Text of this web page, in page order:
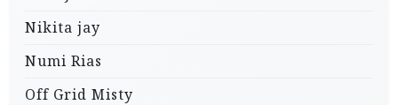
Nikita jay
Numi Rias
Off Grid Misty